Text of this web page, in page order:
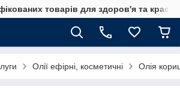
товарів для здоров'я та краси
Олії ефірні, косметичні Олія